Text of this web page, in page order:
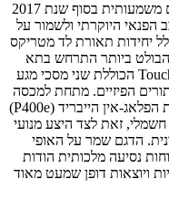
ריינג' רובר ספורט דור שני עבר מתיחת פנים משמעותית בסוף שנת 2017
את רכב הפנאי היוקרתי ולשמור על
יחידות תאורת לד מטריקס
הבולט ביותר התרחש בתא
הנוסעים עם הטמעת מערכת ה-Touch Pro Duo הכוללת שני מסכי מגע
הפיזיים. מתחת למכסה
המנוע, מתיחת הפנים הביאה עמה את גרסת הפלאג-אין הייבריד (P400e)
חשמלי, זאת לצד היצע מנועי
הדגם שמר על האופי
נסיעה מלכותית הודות
ויוצאות דופן שמעט מאוד